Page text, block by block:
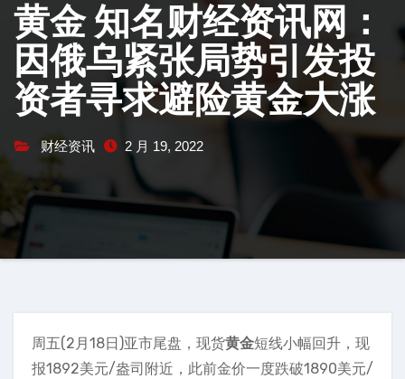
黄金 知名财经资讯网：
因俄乌紧张局势引发投
资者寻求避险黄金大涨
财经资讯 2 月 19, 2022
周五(2月18日)亚市尾盘，现货黄金短线小幅回升，现
报1892美元/盎司附近，此前金价一度跌破1890美元/